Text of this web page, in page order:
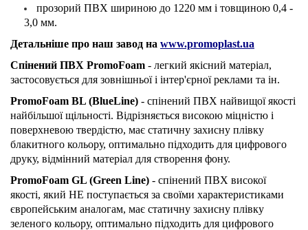
прозорий ПВХ шириною до 1220 мм і товщиною 0,4 -
3,0 мм.
Детальніше про наш завод на www.promoplast.ua
Спінений ПВХ PromoFoam - легкий якісний матеріал,
застосовується для зовнішньої і інтер'єрної реклами та ін.
PromoFoam BL (BlueLine) - спінений ПВХ найвищої якості
найбільшої щільності. Відрізняється високою міцністю і
поверхневою твердістю, має статичну захисну плівку
блакитного кольору, оптимально підходить для цифрового
друку, відмінний матеріал для створення фону.
PromoFoam GL (Green Line) - спінений ПВХ високої
якості, який НЕ поступається за своїми характеристиками
європейським аналогам, має статичну захисну плівку
зеленого кольору, оптимально підходить для цифрового